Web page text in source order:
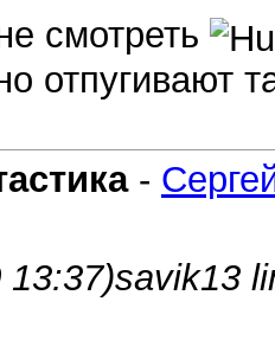
смотреть
отпугивают
-
13:37)savik13